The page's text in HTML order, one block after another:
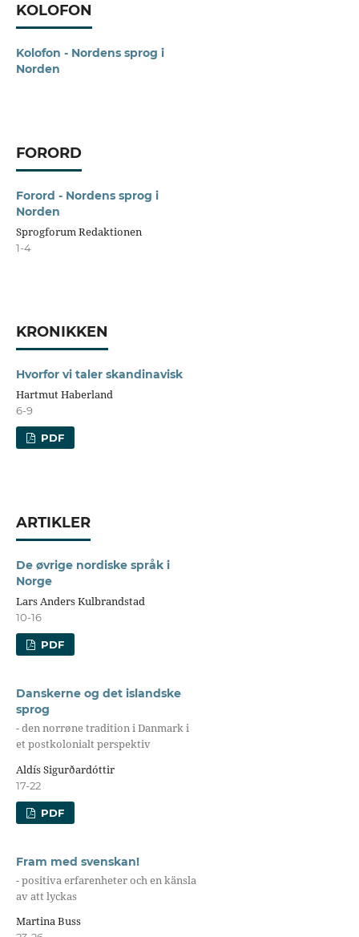
KOLOFON
Kolofon - Nordens sprog i
Norden
FORORD
Forord - Nordens sprog i
Norden
Sprogforum Redaktionen
1-4
KRONIKKEN
Hvorfor vi taler skandinavisk
Hartmut Haberland
6-9
PDF
ARTIKLER
De øvrige nordiske språk i
Norge
Lars Anders Kulbrandstad
10-16
PDF
Danskerne og det islandske
sprog
- den norrøne tradition i Danmark i
et postkolonialt perspektiv
Aldís Sigurðardóttir
17-22
PDF
Fram med svenskan!
- positiva erfarenheter och en känsla
av att lyckas
Martina Buss